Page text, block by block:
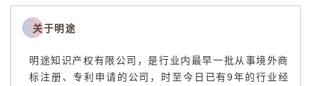
关于明途
明途知识产权有限公司，是行业内最早一批从事境外商
标注册、专利申请的公司，时至今日已有9年的行业经